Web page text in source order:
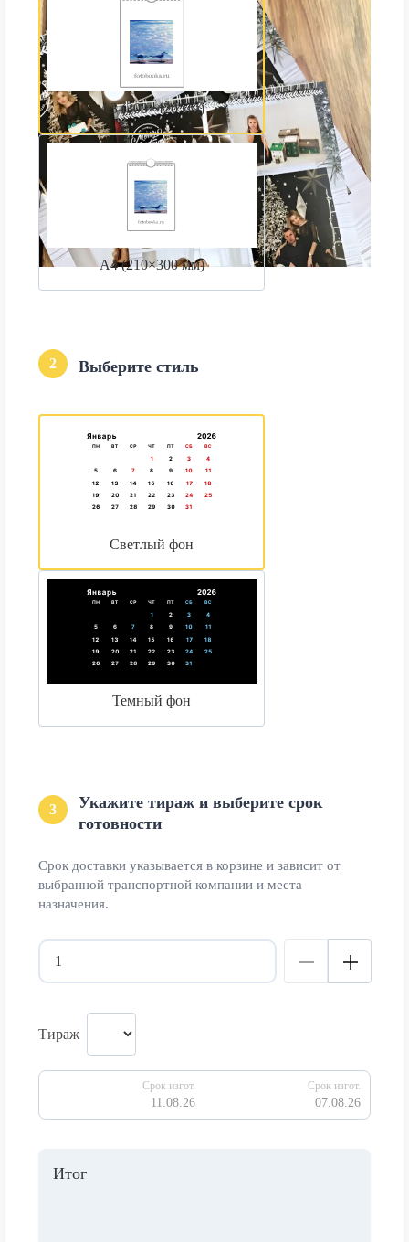
А3 (300×420 мм)
А4 (210×300 мм)
2 Выберите стиль
Светлый фон
Темный фон
3
Укажите тираж и выберите срок
готовности
Срок доставки указывается в корзине и зависит от
выбранной транспортной компании и места
назначения.
Тираж
Срок изгот.
11.08.26
Срок изгот.
07.08.26
Итог